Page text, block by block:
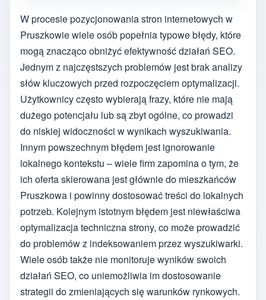
W procesie pozycjonowania stron internetowych w
Pruszkowie wiele osób popełnia typowe błędy, które
mogą znacząco obniżyć efektywność działań SEO.
Jednym z najczęstszych problemów jest brak analizy
słów kluczowych przed rozpoczęciem optymalizacji.
Użytkownicy często wybierają frazy, które nie mają
dużego potencjału lub są zbyt ogólne, co prowadzi
do niskiej widoczności w wynikach wyszukiwania.
Innym powszechnym błędem jest ignorowanie
lokalnego kontekstu – wiele firm zapomina o tym, że
ich oferta skierowana jest głównie do mieszkańców
Pruszkowa i powinny dostosować treści do lokalnych
potrzeb. Kolejnym istotnym błędem jest niewłaściwa
optymalizacja techniczna strony, co może prowadzić
do problemów z indeksowaniem przez wyszukiwarki.
Wiele osób także nie monitoruje wyników swoich
działań SEO, co uniemożliwia im dostosowanie
strategii do zmieniających się warunków rynkowych.